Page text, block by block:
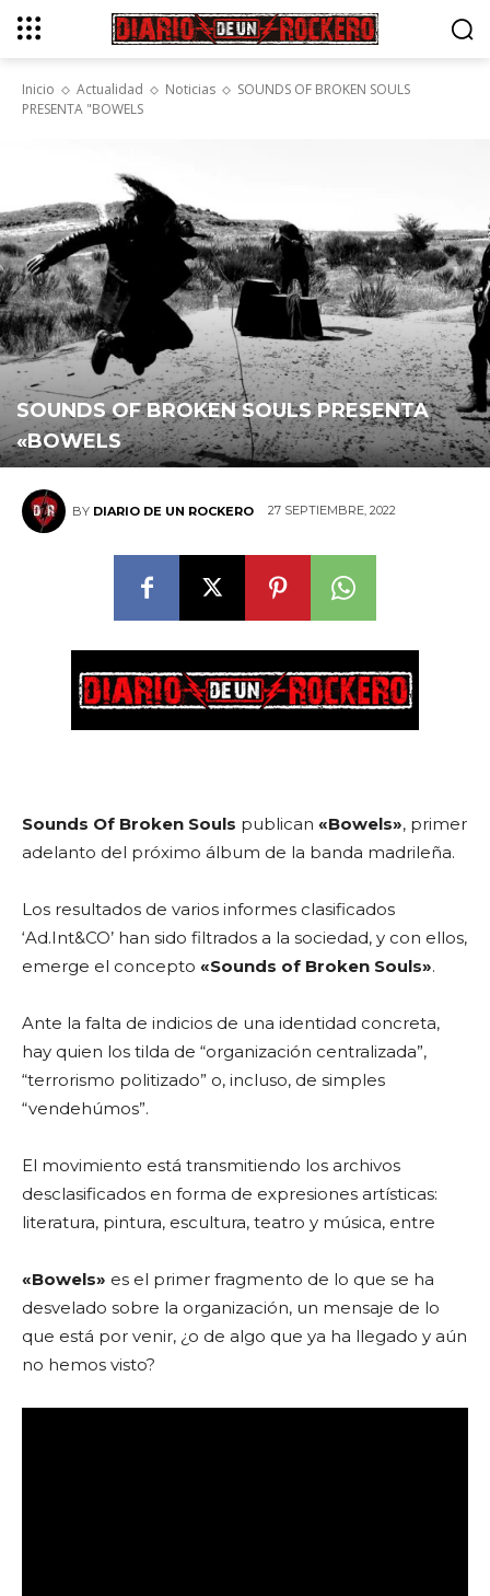
Inicio Actualidad Noticias
SOUNDS OF BROKEN SOULS
PRESENTA "BOWELS
SOUNDS OF BROKEN SOULS PRESENTA
«BOWELS
BY DIARIO DE UN ROCKERO 27 SEPTIEMBRE, 2022
Sounds Of Broken Souls publican «Bowels», primer
adelanto del próximo álbum de la banda madrileña.
Los resultados de varios informes clasificados
‘Ad.Int&CO’ han sido filtrados a la sociedad, y con ellos,
emerge el concepto «Sounds of Broken Souls».
Ante la falta de indicios de una identidad concreta,
hay quien los tilda de “organización centralizada”,
“terrorismo politizado” o, incluso, de simples
“vendehúmos”.
El movimiento está transmitiendo los archivos
desclasificados en forma de expresiones artísticas:
literatura, pintura, escultura, teatro y música, entre
«Bowels» es el primer fragmento de lo que se ha
desvelado sobre la organización, un mensaje de lo
que está por venir, ¿o de algo que ya ha llegado y aún
no hemos visto?